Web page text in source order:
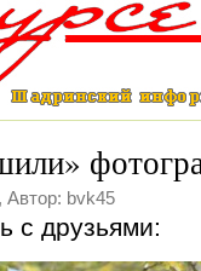
Автор: bvk45
с друзьями: